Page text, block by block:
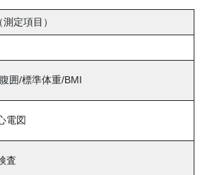
定項目）
囲/標準体重/BMI
電図
査